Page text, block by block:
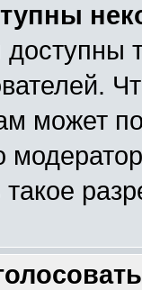
может
такое